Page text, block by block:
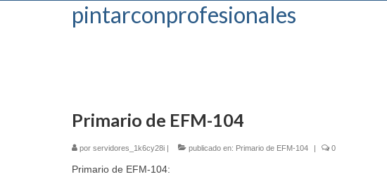
pintarconprofesionales
Primario de EFM-104
por servidores_1k6cy28i | publicado en: Primario de EFM-104 | 0
Primario de EFM-104: